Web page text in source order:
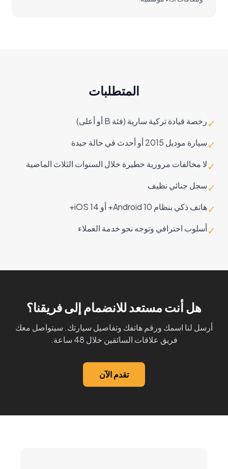
المتطلبات
✓رخصة قيادة تركية سارية (فئة B أو أعلى)
✓سيارة موديل 2015 أو أحدث في حالة جيدة
✓لا مخالفات مرورية خطيرة خلال السنوات الثلاث الماضية
✓سجل جنائي نظيف
✓هاتف ذكي بنظام Android 10+ أو iOS 14+
✓أسلوب احترافي وتوجه نحو خدمة العملاء
هل أنت مستعد للانضمام إلى فريقنا؟
أرسل لنا اسمك ورقم هاتفك وتفاصيل سيارتك. سيتواصل معك
فريق علاقات السائقين خلال 48 ساعة.
تقدم الآن